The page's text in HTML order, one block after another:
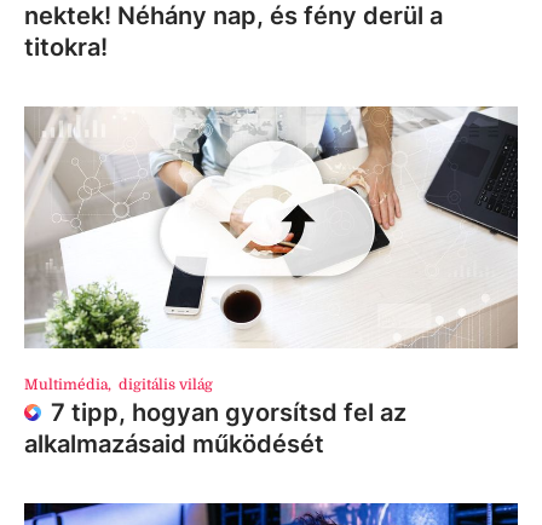
nektek! Néhány nap, és fény derül a
titokra!
Multimédia, digitális világ
7 tipp, hogyan gyorsítsd fel az
alkalmazásaid működését